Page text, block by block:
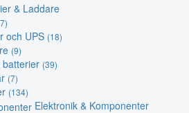
& Laddare
och UPS (18)
(9)
batterier (39)
(7)
(134)
Elektronik & Komponenter